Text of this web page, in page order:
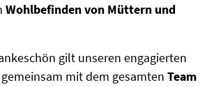
Wohlbefinden von Müttern und
gilt unseren engagierten
mit dem gesamten Team